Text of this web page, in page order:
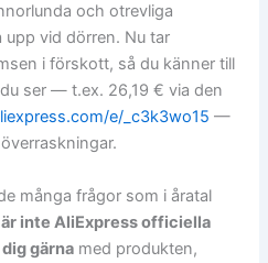
och otrevliga
vid dörren. Nu tar
i förskott, så du känner till
ser — t.ex. 26,19 € via den
e/_c3k3wo15 —
många frågor som i åratal
inte AliExpress officiella
gärna med produkten,